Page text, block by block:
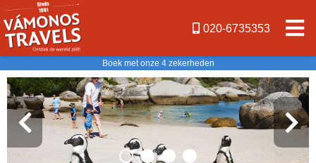
020-6735353
Boek met onze 4 zekerheden